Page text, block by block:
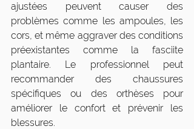
ajustées peuvent causer des
problèmes comme les ampoules, les
cors, et même aggraver des conditions
préexistantes comme la fasciite
plantaire. Le professionnel peut
recommander des chaussures
spécifiques ou des orthèses pour
améliorer le confort et prévenir les
blessures.